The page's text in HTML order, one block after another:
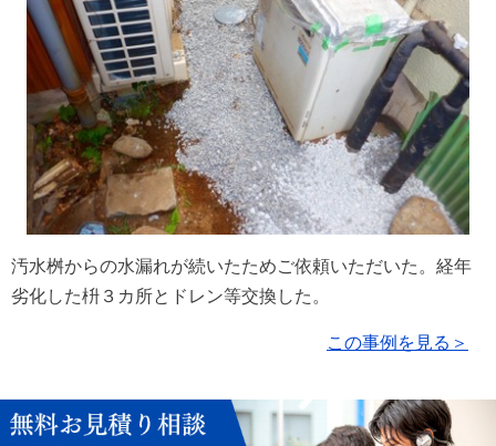
汚水桝からの水漏れが続いたためご依頼いただいた。経年
劣化した枡３カ所とドレン等交換した。
この事例を見る＞